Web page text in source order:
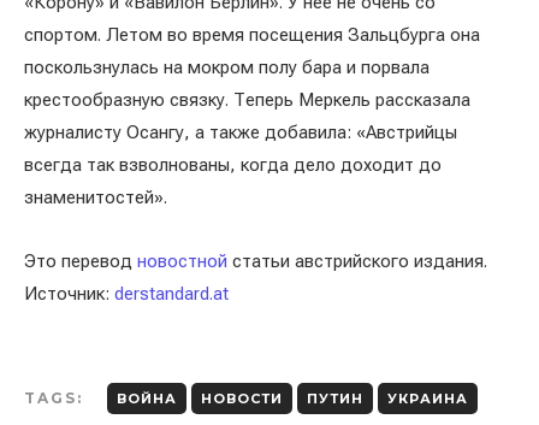
спортом. Летом во время посещения Зальцбурга она
поскользнулась на мокром полу бара и порвала
крестообразную связку. Теперь Меркель рассказала
журналисту Осангу, а также добавила: «Австрийцы
всегда так взволнованы, когда дело доходит до
знаменитостей».
Это перевод новостной статьи австрийского издания.
Источник: derstandard.at
TAGS: ВОЙНА НОВОСТИ ПУТИН УКРАИНА